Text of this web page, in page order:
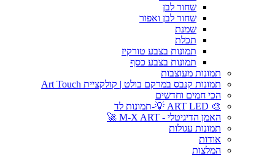
שחור לבן
שחור לבן ואפור
שמנת
תכלת
תמונות בצבע טורקיז
תמונות בצבע כסף
תמונות מעוצבות
תמונות קנבס במרקם בולט | קולקציית Art Touch
הכי חמים וחדשים
🎨 ART LED 💡-תמונות לד
האמן הדיגיטלי - M-X ART 🚀
תמונות עגולות
אודות
המלצות